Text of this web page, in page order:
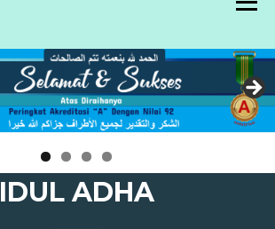
IDUL ADHA